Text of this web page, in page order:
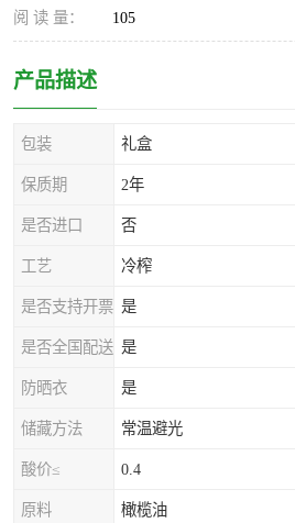
阅 读 量： 105
产品描述
包装 礼盒
保质期 2年
是否进口 否
工艺 冷榨
是否支持开票 是
是否全国配送 是
防晒衣 是
储藏方法 常温避光
酸价≤ 0.4
原料 橄榄油